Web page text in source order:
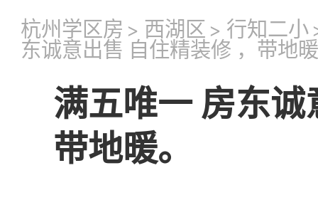
杭州学区房 > 西湖区 > 行知二小
东诚意出售 自住精装修 ，带地
满五唯一 房东
带地暖。